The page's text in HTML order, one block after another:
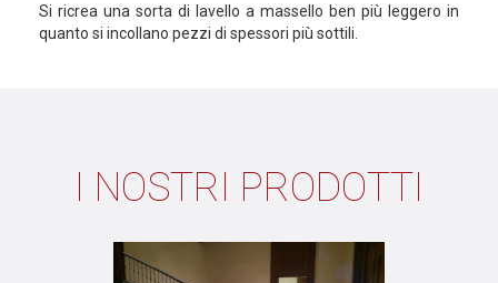
Si ricrea una sorta di lavello a massello ben più leggero in
quanto si incollano pezzi di spessori più sottili.
I NOSTRI PRODOTTI